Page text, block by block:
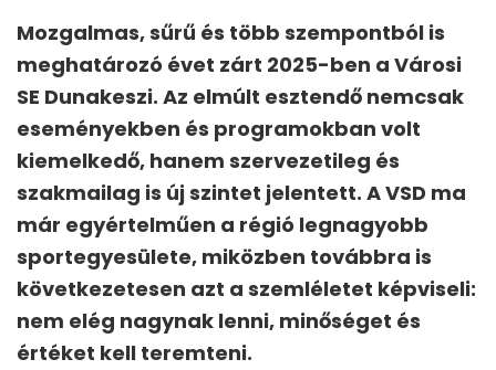
Mozgalmas, sűrű és több szempontból is
meghatározó évet zárt 2025-ben a Városi
SE Dunakeszi. Az elmúlt esztendő nemcsak
eseményekben és programokban volt
kiemelkedő, hanem szervezetileg és
szakmailag is új szintet jelentett. A VSD ma
már egyértelműen a régió legnagyobb
sportegyesülete, miközben továbbra is
következetesen azt a szemléletet képviseli:
nem elég nagynak lenni, minőséget és
értéket kell teremteni.